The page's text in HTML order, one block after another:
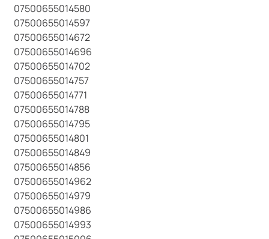
07500655014580
07500655014597
07500655014672
07500655014696
07500655014702
07500655014757
07500655014771
07500655014788
07500655014795
07500655014801
07500655014849
07500655014856
07500655014962
07500655014979
07500655014986
07500655014993